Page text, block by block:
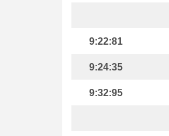
9:22:81
9:24:35
9:32:95